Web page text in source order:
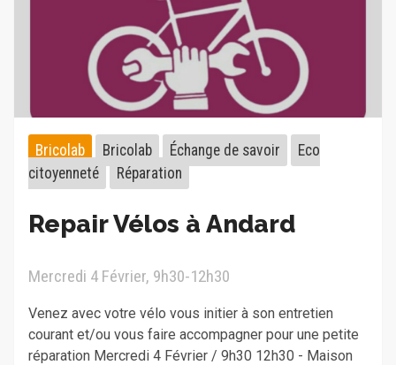
Bricolab Bricolab Échange de savoir
Eco
citoyenneté
Réparation
Repair Vélos à Andard
Mercredi 4 Février, 9h30-12h30
Venez avec votre vélo vous initier à son entretien
courant et/ou vous faire accompagner pour une petite
réparation Mercredi 4 Février / 9h30 12h30 - Maison